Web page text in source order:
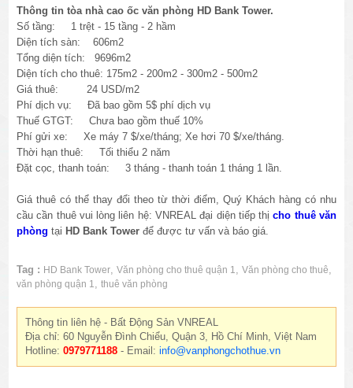
Thông tin tòa nhà cao ốc văn phòng HD Bank Tower.
Số tầng: 1 trệt - 15 tầng - 2 hầm
Diện tích sàn: 606m2
Tổng diện tích: 9696m2
Diện tích cho thuê: 175m2 - 200m2 - 300m2 - 500m2
Giá thuê: 24 USD/m2
Phí dịch vụ: Đã bao gồm 5$ phí dịch vụ
Thuế GTGT: Chưa bao gồm thuế 10%
Phí gửi xe: Xe máy 7 $/xe/tháng; Xe hơi 70 $/xe/tháng.
Thời hạn thuê: Tối thiểu 2 năm
Đặt cọc, thanh toán: 3 tháng - thanh toán 1 tháng 1 lần.
Giá thuê có thể thay đổi theo từ thời điểm, Quý Khách hàng có nhu
cầu cần thuê vui lòng liên hệ: VNREAL đại diện tiếp thịcho thuê văn
phòngtại HD Bank Towerđể được tư vấn và báo giá.
Tag : HD Bank Tower ,Văn phòng cho thuê quận 1 ,Văn phòng cho thuê
văn phòng quận 1 ,thuê văn phòng
Thông tin liên hệ - Bất Động Sản VNREAL
Địa chỉ: 60 Nguyễn Đình Chiểu, Quận 3, Hồ Chí Minh, Việt Nam
Hotline:0979771188 - Email:info@vanphongchothue.vn